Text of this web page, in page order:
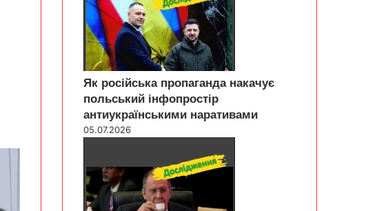
Як російська пропаганда накачує
польський інфопростір
антиукраїнськими наративами
05.07.2026